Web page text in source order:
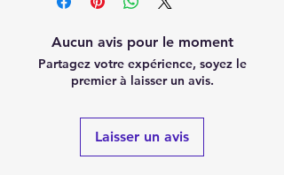
Aucun avis pour le moment
Partagez votre expérience, soyez le
premier à laisser un avis.
Laisser un avis